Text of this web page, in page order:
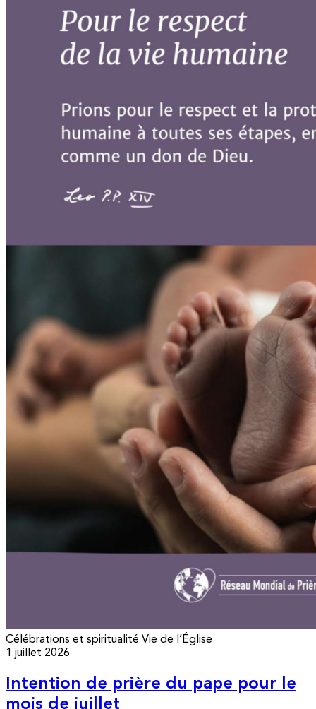
Célébrations et spiritualité Vie de l’Église
1 juillet 2026
Intention de prière du pape pour le
mois de juillet